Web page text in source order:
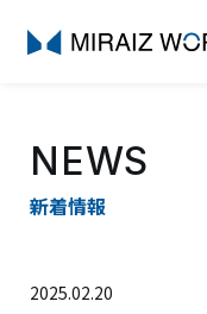
NEWS
新着情報
2025.02.20